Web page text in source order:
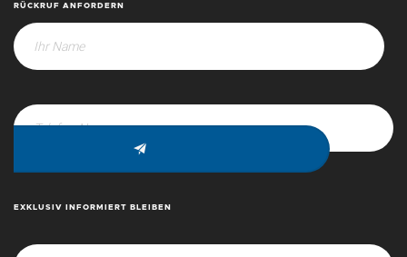
RÜCKRUF ANFORDERN
EXKLUSIV INFORMIERT BLEIBEN